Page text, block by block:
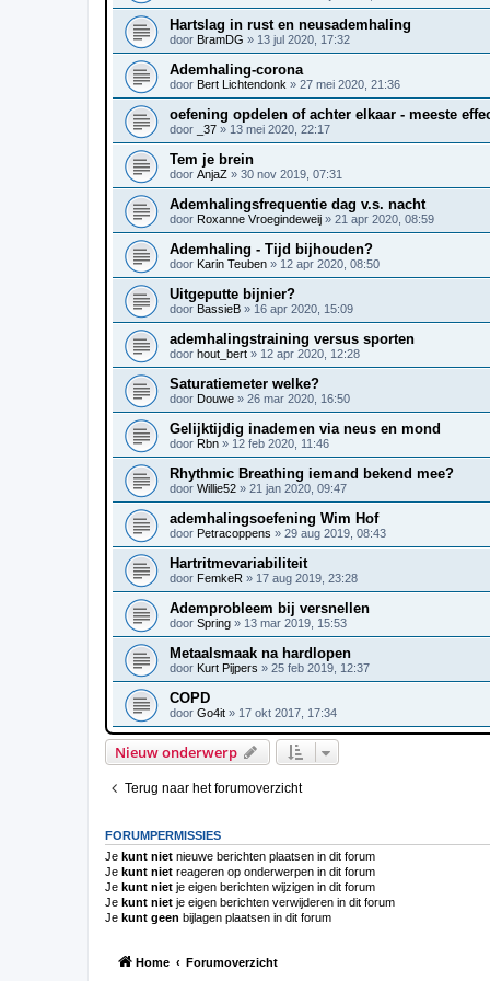
Hartslag in rust en neusademhaling
door BramDG » 13 jul 2020, 17:32
Ademhaling-corona
door Bert Lichtendonk » 27 mei 2020, 21:36
oefening opdelen of achter elkaar - meeste
door _37 » 13 mei 2020, 22:17
Tem je brein
door AnjaZ » 30 nov 2019, 07:31
Ademhalingsfrequentie dag v.s. nacht
door Roxanne Vroegindeweij » 21 apr 2020, 08:59
Ademhaling - Tijd bijhouden?
door Karin Teuben » 12 apr 2020, 08:50
Uitgeputte bijnier?
door BassieB » 16 apr 2020, 15:09
ademhalingstraining versus sporten
door hout_bert » 12 apr 2020, 12:28
Saturatiemeter welke?
door Douwe » 26 mar 2020, 16:50
Gelijktijdig inademen via neus en mond
door Rbn » 12 feb 2020, 11:46
Rhythmic Breathing iemand bekend mee?
door Willie52 » 21 jan 2020, 09:47
ademhalingsoefening Wim Hof
door Petracoppens » 29 aug 2019, 08:43
Hartritmevariabiliteit
door FemkeR » 17 aug 2019, 23:28
Ademprobleem bij versnellen
door Spring » 13 mar 2019, 15:53
Metaalsmaak na hardlopen
door Kurt Pijpers » 25 feb 2019, 12:37
COPD
door Go4it » 17 okt 2017, 17:34
Nieuw onderwerp
Terug naar het forumoverzicht
FORUMPERMISSIES
Je kunt niet nieuwe berichten plaatsen in dit forum
Je kunt niet reageren op onderwerpen in dit forum
Je kunt niet je eigen berichten wijzigen in dit forum
Je kunt niet je eigen berichten verwijderen in dit forum
Je kunt geen bijlagen plaatsen in dit forum
Home Forumoverzicht